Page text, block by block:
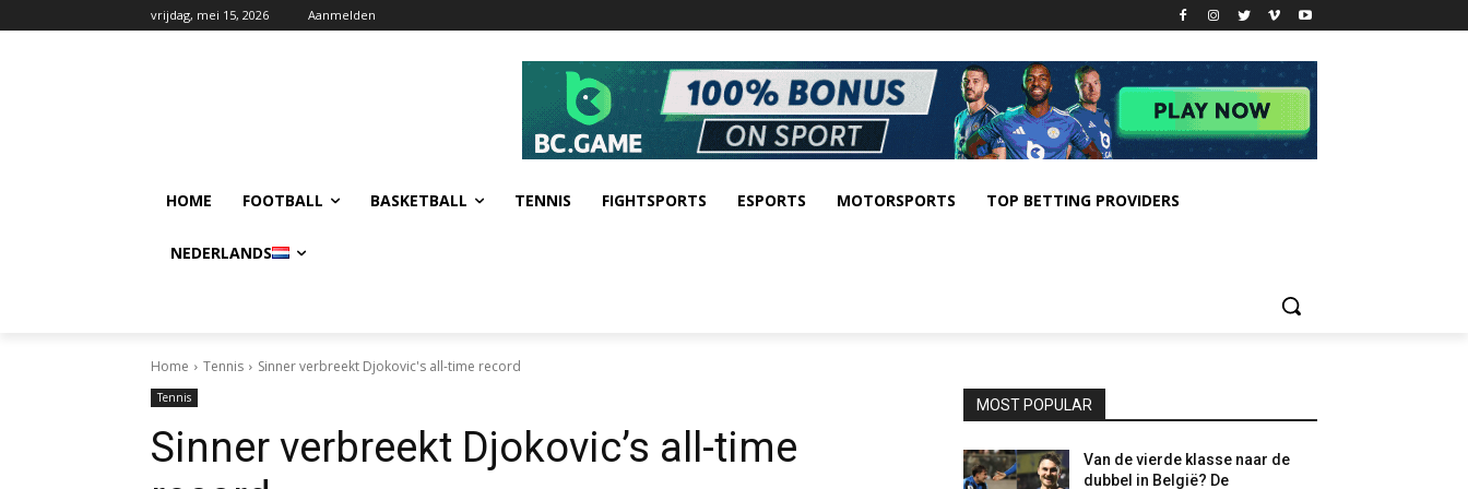
vrijdag, mei 15, 2026 Aanmelden
HOME FOOTBALL BASKETBALL TENNIS FIGHTSPORTS ESPORTS MOTORSPORTS TOP BETTING PROVIDERS
NEDERLANDS
Home Tennis Sinner verbreekt Djokovic's all-time record
Tennis
Sinner verbreekt Djokovic’s all-time
MOST POPULAR
Van de vierde klasse naar de
dubbel in België? De